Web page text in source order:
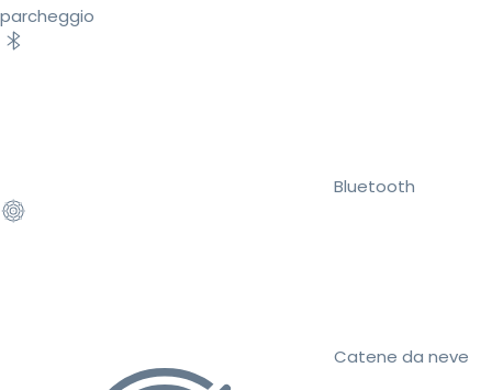
parcheggio
Bluetooth
Catene da neve